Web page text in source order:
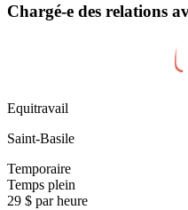
Chargé-e des relations
Equitravail
Saint-Basile
Temporaire
Temps plein
29 $ par heure